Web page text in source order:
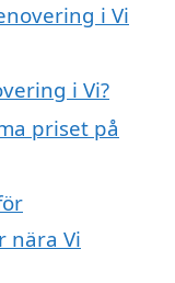
i Vi
i Vi?
priset på
nära Vi